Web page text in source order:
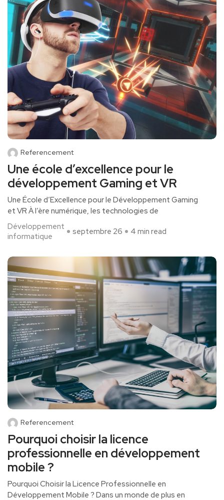
Referencement
Une école d’excellence pour le
développement Gaming et VR
Une École d’Excellence pour le Développement Gaming
et VR À l’ère numérique, les technologies de
Développement
informatique
septembre 26 4 min read
Referencement
Pourquoi choisir la licence
professionnelle en développement
mobile ?
Pourquoi Choisir la Licence ⁤Professionnelle en
Développement Mobile ​? Dans un monde de plus en